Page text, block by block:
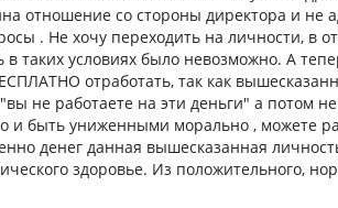
отношение со стороны директора и не
. Не хочу переходить на личности, в
в таких условиях было невозможно. А
отработать, так как
не работаете на эти деньги" а потом
и быть униженными морально , можете
денег данная вышесказанная
здоровье. Из положительного,